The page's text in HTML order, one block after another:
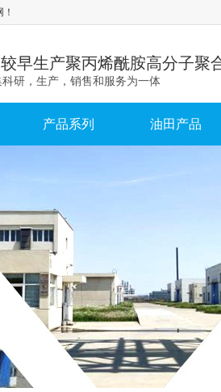
早生产聚丙烯酰胺高分子聚
研，生产，销售和服务为一体
产品系列 油田产品